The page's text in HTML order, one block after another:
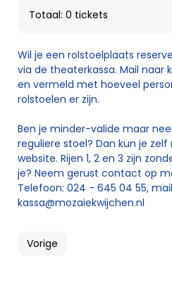
Totaal: 0 tickets
Wil je een rolstoelplaats
via de theaterkassa. Mail naar
en vermeld met hoeveel
rolstoelen er zijn.
Ben je minder-valide maar
reguliere stoel? Dan kun je zelf
website. Rijen 1, 2 en 3 zijn
je? Neem gerust contact op
Telefoon: 024 - 645 04 55,
kassa@mozaiekwijchen.nl
Vorige